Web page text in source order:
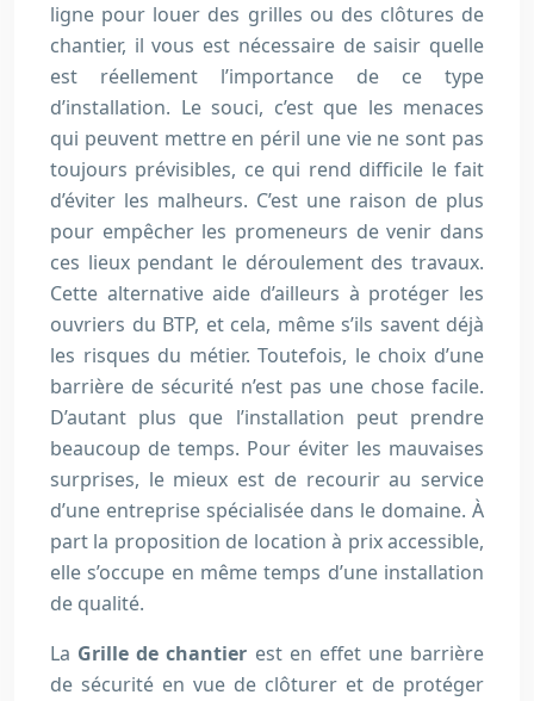
ligne pour louer des grilles ou des clôtures de
chantier, il vous est nécessaire de saisir quelle
est réellement l’importance de ce type
d’installation. Le souci, c’est que les menaces
qui peuvent mettre en péril une vie ne sont pas
toujours prévisibles, ce qui rend difficile le fait
d’éviter les malheurs. C’est une raison de plus
pour empêcher les promeneurs de venir dans
ces lieux pendant le déroulement des travaux.
Cette alternative aide d’ailleurs à protéger les
ouvriers du BTP, et cela, même s’ils savent déjà
les risques du métier. Toutefois, le choix d’une
barrière de sécurité n’est pas une chose facile.
D’autant plus que l’installation peut prendre
beaucoup de temps. Pour éviter les mauvaises
surprises, le mieux est de recourir au service
d’une entreprise spécialisée dans le domaine. À
part la proposition de location à prix accessible,
elle s’occupe en même temps d’une installation
de qualité.
La Grille de chantier est en effet une barrière
de sécurité en vue de clôturer et de protéger